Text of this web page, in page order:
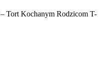
Tort Kochanym Rodzicom T-